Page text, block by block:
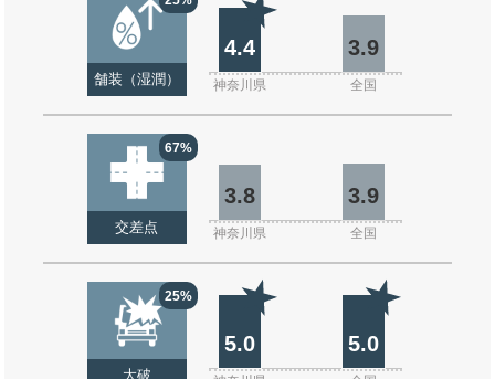
舗装（湿潤）
4.4 3.9
神奈川県 全国
67%
交差点
3.8 3.9
神奈川県 全国
25%
大破
5.0 5.0